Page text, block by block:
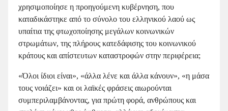
χρησιμοποίησε η προηγούμενη κυβέρνηση, που
καταδικάστηκε από το σύνολο του ελληνικού λαού ως
υπαίτια της φτωχοποίησης μεγάλων κοινωνικών
στρωμάτων, της πλήρους κατεδάφισης του κοινωνικού
κράτους και απίστευτων καταστροφών στην περιφέρεια;
«Όλοι ίδιοι είναι», «άλλα λένε και άλλα κάνουν», «η μάσα
τους νοιάζει» και οι λαϊκές φράσεις αιωρούνται
συμπεριλαμβάνοντας, για πρώτη φορά, ανθρώπους και